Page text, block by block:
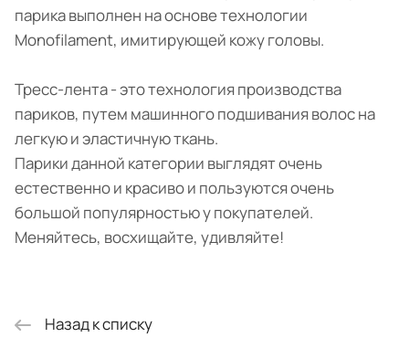
парика выполнен на основе технологии
Monofilament, имитирующей кожу головы.
Тресс-лента - это технология производства
париков, путем машинного подшивания волос на
легкую и эластичную ткань.
Парики данной категории выглядят очень
естественно и красиво и пользуются очень
большой популярностью у покупателей.
Меняйтесь, восхищайте, удивляйте!
Назад к списку